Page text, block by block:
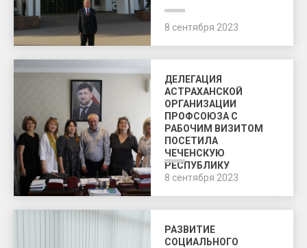
8 сентября 2023
ДЕЛЕГАЦИЯ
АСТРАХАНСКОЙ
ОРГАНИЗАЦИИ
ПРОФСОЮЗА С
РАБОЧИМ ВИЗИТОМ
ПОСЕТИЛА
ЧЕЧЕНСКУЮ
РЕСПУБЛИКУ
8 сентября 2023
РАЗВИТИЕ
СОЦИАЛЬНОГО